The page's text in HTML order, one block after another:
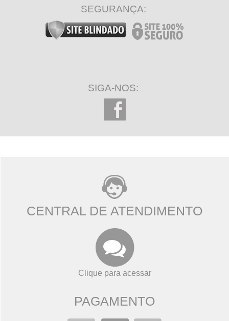
SEGURANÇA:
SIGA-NOS:
CENTRAL DE ATENDIMENTO
Clique para acessar
PAGAMENTO